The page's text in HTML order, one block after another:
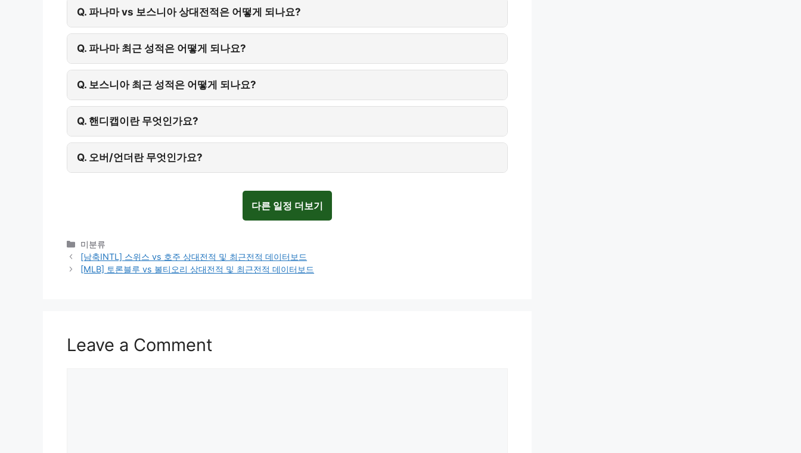
Q. 파나마 vs 보스니아 상대전적은 어떻게 되나요?
Q. 파나마 최근 성적은 어떻게 되나요?
Q. 보스니아 최근 성적은 어떻게 되나요?
Q. 핸디캡이란 무엇인가요?
Q. 오버/언더란 무엇인가요?
다른 일정 더보기
Categories
미분류
[남축INTL] 스위스 vs 호주 상대전적 및 최근전적 데이터보드
[MLB] 토론블루 vs 볼티오리 상대전적 및 최근전적 데이터보드
Leave a Comment